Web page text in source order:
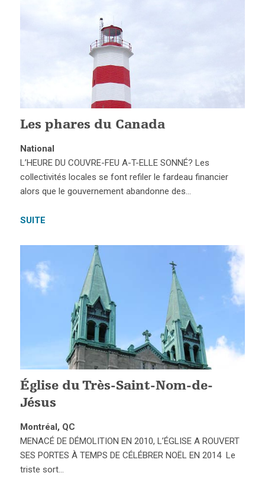
Les phares du Canada
National
L’HEURE DU COUVRE-FEU A-T-ELLE SONNÉ? Les
collectivités locales se font refiler le fardeau financier
alors que le gouvernement abandonne des…
SUITE
Église du Très-Saint-Nom-de-
Jésus
Montréal, QC
MENACÉ DE DÉMOLITION EN 2010, L’ÉGLISE A ROUVERT
SES PORTES À TEMPS DE CÉLÉBRER NOËL EN 2014 Le
triste sort…